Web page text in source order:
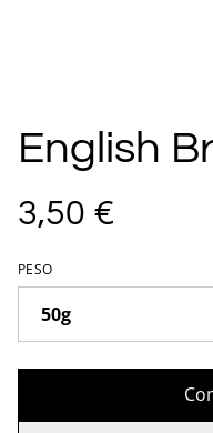
English
3,50 €
PESO